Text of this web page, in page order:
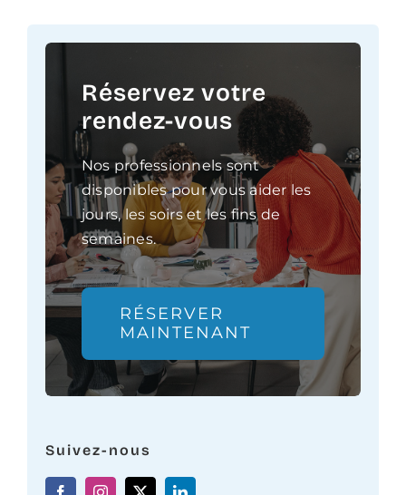
Réservez votre
rendez-vous
Nos professionnels sont
disponibles pour vous aider les
jours, les soirs et les fins de
semaines.
RÉSERVER
MAINTENANT
Suivez-nous